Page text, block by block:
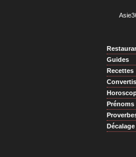
Guides
Recettes
Prénoms